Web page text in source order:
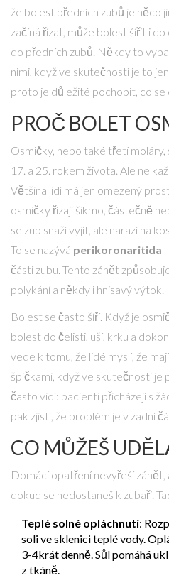
že bolest předních zubů je něco
začíná řízat, může bolest šířit i
do předních zubů. Někdy to
nimi, když ve skutečnosti je to
proto je důležité pochopit, co se
PROČ BOLET
Osmičky, nebo také třetí moláry,
17. a 25. rokem života. Ale ne
Většina lidí má jen omezený
osmičky řízají šikmo, částečně
se zub snaží vyjít, ale narazí na
To se nazývá perikoronaritida
části zubu. Tento zánět
polykání a někdy i hnisavý výtok.
Bolest se často šíří. Když je
bolest do čelisti, uší, krku a
vede k tomu, že lidé myslí, že
špičkami, když ve skutečnosti je
často vidí: pacienti přicházejí s
pak zjistí, že problém je v zadní
CO MŮŽEŠ
Domácí opatření nevyřeší zánět,
dokud se nedostaneš k zubaři.
Teplé solné opláchnutí:
soli ve sklenici teplé vody.
3-4krát denně. Sůl pomáhá
z tkáně.